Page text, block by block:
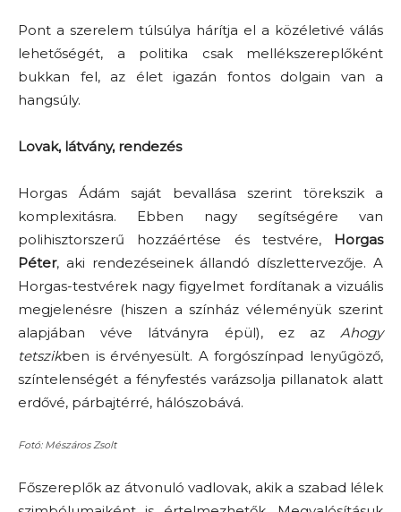
Pont a szerelem túlsúlya hárítja el a közéletivé válás
lehetőségét, a politika csak mellékszereplőként
bukkan fel, az élet igazán fontos dolgain van a
hangsúly.
Lovak, látvány, rendezés
Horgas Ádám saját bevallása szerint törekszik a
komplexitásra. Ebben nagy segítségére van
polihisztorszerű hozzáértése és testvére, Horgas
Péter, aki rendezéseinek állandó díszlettervezője. A
Horgas-testvérek nagy figyelmet fordítanak a vizuális
megjelenésre (hiszen a színház véleményük szerint
alapjában véve látványra épül), ez az Ahogy
tetszikben is érvényesült. A forgószínpad lenyűgöző,
színtelenségét a fényfestés varázsolja pillanatok alatt
erdővé, párbajtérré, hálószobává.
Fotó: Mészáros Zsolt
Főszereplők az átvonuló vadlovak, akik a szabad lélek